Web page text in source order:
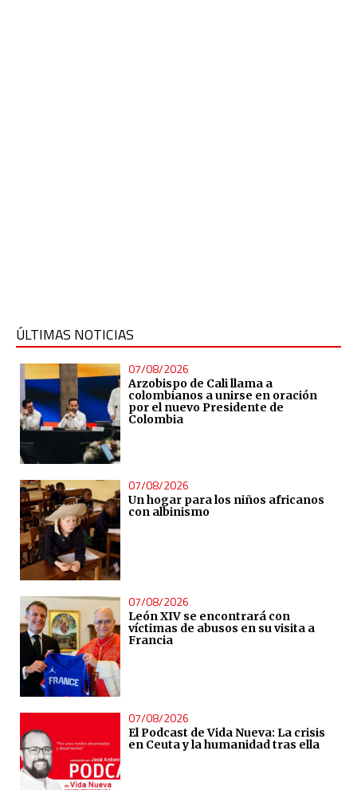
ÚLTIMAS NOTICIAS
07/08/2026
Arzobispo de Cali llama a
colombianos a unirse en oración
por el nuevo Presidente de
Colombia
07/08/2026
Un hogar para los niños africanos
con albinismo
07/08/2026
León XIV se encontrará con
víctimas de abusos en su visita a
Francia
07/08/2026
El Podcast de Vida Nueva: La crisis
en Ceuta y la humanidad tras ella